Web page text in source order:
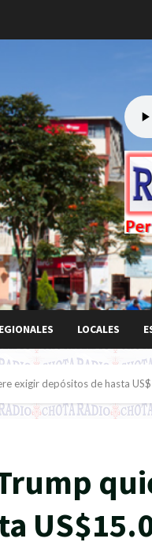
LOCALES
exigir depósitos de hasta